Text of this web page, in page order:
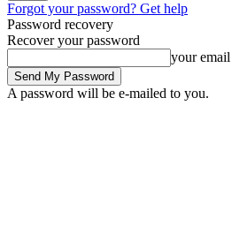
Forgot your password? Get help
Password recovery
Recover your password
your email
A password will be e-mailed to you.